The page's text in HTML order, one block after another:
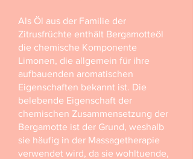
Als Öl aus der Familie der
Zitrusfrüchte enthält Bergamotteöl
die chemische Komponente
Limonen, die allgemein für ihre
aufbauenden aromatischen
Eigenschaften bekannt ist. Die
belebende Eigenschaft der
chemischen Zusammensetzung der
Bergamotte ist der Grund, weshalb
sie häufig in der Massagetherapie
verwendet wird, da sie wohltuende,